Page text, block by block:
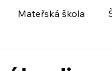
Mateřská škola